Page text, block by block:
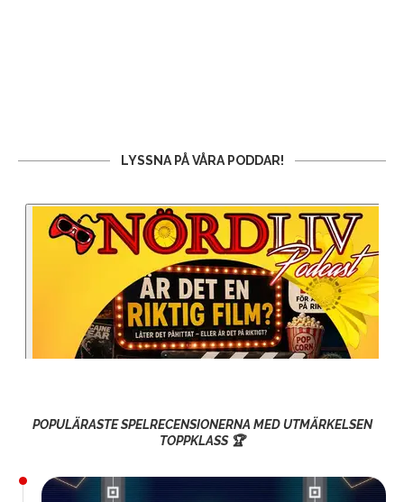
LYSSNA PÅ VÅRA PODDAR!
POPULÄRASTE SPELRECENSIONERNA MED UTMÄRKELSEN
TOPPKLASS 🏆